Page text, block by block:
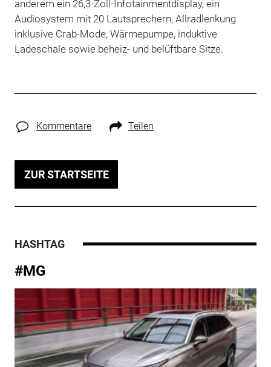
anderem ein 26,3-Zoll-Infotainmentdisplay, ein
Audiosystem mit 20 Lautsprechern, Allradlenkung
inklusive Crab-Mode, Wärmepumpe, induktive
Ladeschale sowie beheiz- und belüftbare Sitze.
Kommentare Teilen
ZUR STARTSEITE
HASHTAG
#MG